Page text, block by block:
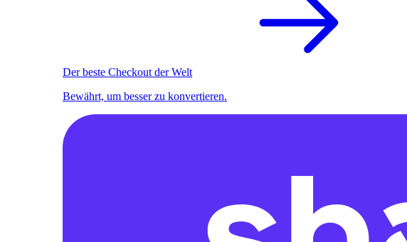
Der beste Checkout der Welt
Bewährt, um besser zu konvertieren.